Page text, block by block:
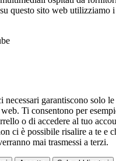
questo sito web utilizziamo
necessari garantiscono solo
Ti consentono per
o di accedere al tuo
ci è possibile risalire a te e
mai trasmessi a terzi.